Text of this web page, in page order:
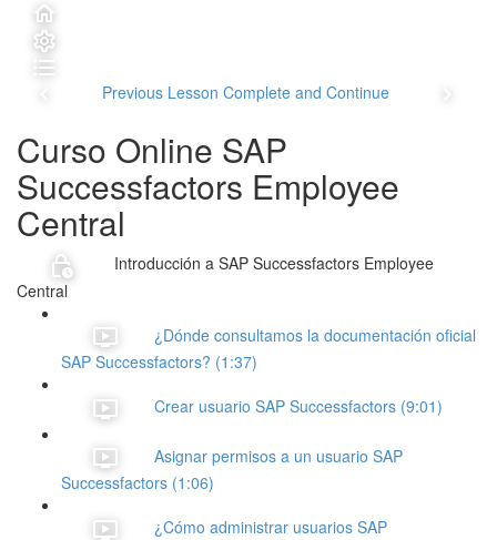
Previous Lesson Complete and Continue
Curso Online SAP
Successfactors Employee
Central
Introducción a SAP Successfactors Employee
Central
¿Dónde consultamos la documentación oficial
SAP Successfactors? (1:37)
Crear usuario SAP Successfactors (9:01)
Asignar permisos a un usuario SAP
Successfactors (1:06)
¿Cómo administrar usuarios SAP